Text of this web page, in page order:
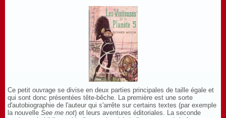
Ce petit ouvrage se divise en deux parties principales de taille égale et
qui sont donc présentées tête-bêche. La première est une sorte
d'autobiographie de l'auteur qui s'arrête sur certains textes (par exemple
la nouvelle See me not) et leurs aventures éditoriales. La seconde